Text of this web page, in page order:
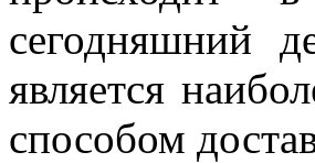
сегодняшний
является
способом